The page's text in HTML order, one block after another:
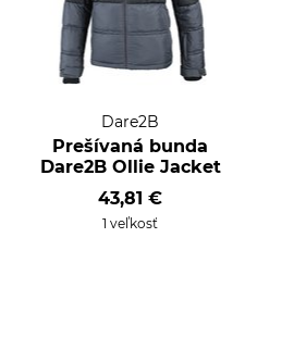
Dare2B
Prešívaná bunda
Dare2B Ollie Jacket
43,81 €
1 veľkosť